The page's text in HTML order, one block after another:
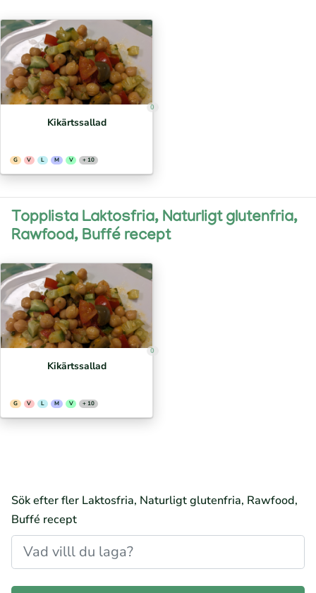
0
Kikärtssallad
G V L M V + 10
Topplista Laktosfria, Naturligt glutenfria,
Rawfood, Buffé recept
0
Kikärtssallad
G V L M V + 10
Sök efter fler Laktosfria, Naturligt glutenfria, Rawfood,
Buffé recept